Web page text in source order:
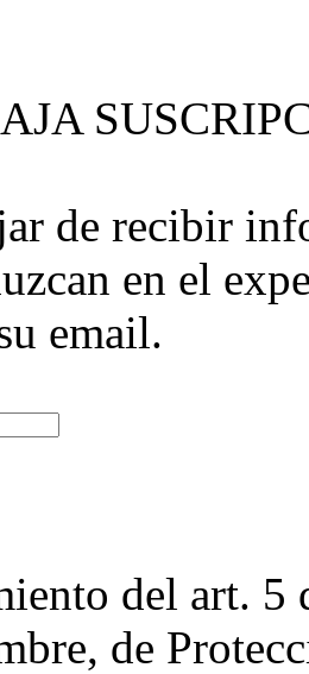
de recibir
en el
email.
del art. 5
de